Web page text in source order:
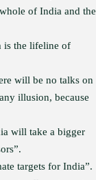
of India and the
is the lifeline of
will be no talks on
illusion, because
will take a bigger
targets for India”.